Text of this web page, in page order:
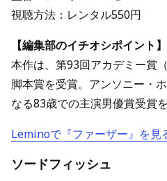
視聴方法：レンタル550円
【編集部のイチオシポイント】
本作は、第93回アカデミー賞
脚本賞を受賞。アンソニー・
なる83歳での主演男優賞受賞を
Leminoで『ファーザー』を見
ソードフィッシュ